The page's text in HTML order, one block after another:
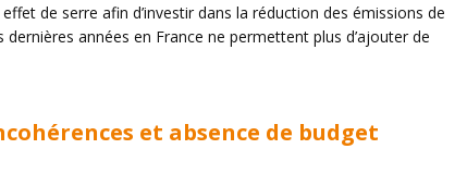
de serre afin d’investir dans la réduction des émissions de
années en France ne permettent plus d’ajouter de
et absence de budget